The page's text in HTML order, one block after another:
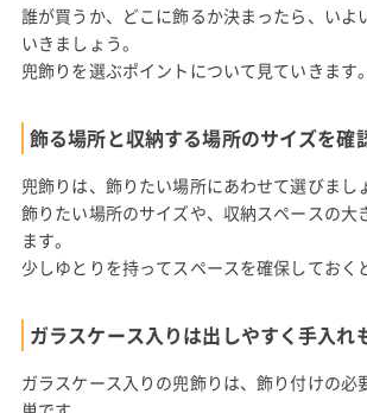
誰が買うか、どこに飾るか決まったら、いよ
いきましょう。
兜飾りを選ぶポイントについて見ていきます。
飾る場所と収納する場所のサイズを確
兜飾りは、飾りたい場所にあわせて選びまし
飾りたい場所のサイズや、収納スペースの大
ます。
少しゆとりを持ってスペースを確保しておく
ガラスケース入りは出しやすく手入れ
ガラスケース入りの兜飾りは、飾り付けの必